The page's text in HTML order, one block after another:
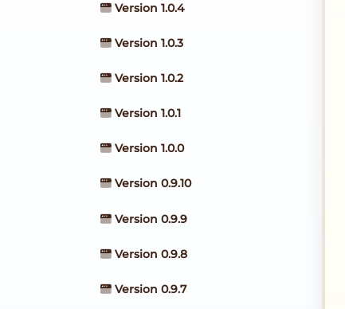
Version 1.0.4
Version 1.0.3
Version 1.0.2
Version 1.0.1
Version 1.0.0
Version 0.9.10
Version 0.9.9
Version 0.9.8
Version 0.9.7